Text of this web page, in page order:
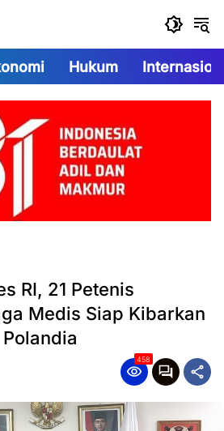
Hukum
RI, 21 Petenis
Medis Siap Kibarkan
458